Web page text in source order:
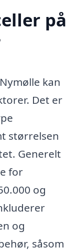
på
kan
Det er
størrelsen
Generelt
for
og
og
såsom